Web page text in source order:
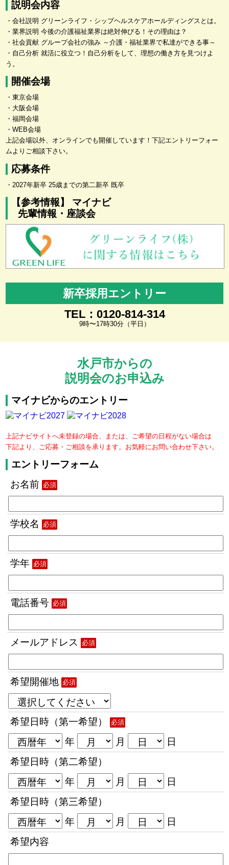
説明会内容
・会社説明 グリーンライフ・シップヘルスケアホールディングスとは。
・業界説明 今後の介護福祉業界は絶対伸びる！その理由は？
・社会貢献 グループ会社の強み ～介護・福祉業界で私達ができる事～
・自己分析 就活に役立つ！自己分析をして、理想の働き方を見つけよ
う。
開催会場
・東京会場
・大阪会場
・福岡会場
・WEB会場
上記会場以外、オンラインでも開催しています！下記エントリーフォー
ムよりご相談下さい。
応募条件
・2027年新卒 25歳までの第二新卒 既卒
【参考情報】 マイナビ
先輩情報・座談会
新卒採用エントリー
TEL：0120-814-314
9時〜17時30分（平日）
水戸市からの
説明会のお申込み
マイナビからのエントリー
上記ナビサイトへ未登録の場合、または、ご希望の日程がない場合は
下記より、ご応募・ご相談を承ります。お気軽にお問い合わせ下さい。
エントリーフォーム
お名前 必須
学校名 必須
学年 必須
電話番号 必須
メールアドレス 必須
希望開催地 必須
希望日時（第一希望） 必須
年 月
日
希望日時（第二希望）
年
月
日
希望日時（第三希望）
年
月
日
希望内容